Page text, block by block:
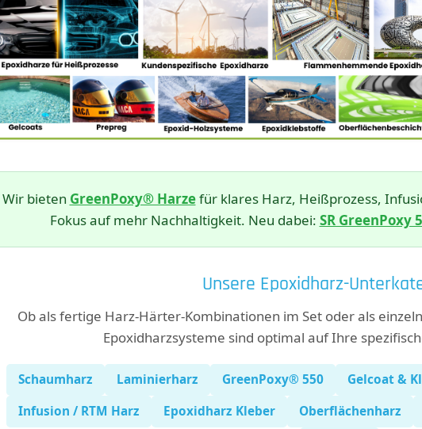
Wir bieten GreenPoxy® Harzefür klares Harz, Heißprozess,
Fokus auf mehr Nachhaltigkeit. Neu dabei: SR GreenPoxy
Unsere Epoxidharz-
Ob als fertige Harz-Härter-Kombinationen im Set oder als
Epoxidharzsysteme sind optimal auf Ihre
Schaumharz Laminierharz GreenPoxy® 550 Gelcoat &
Infusion / RTM Harz
Epoxidharz Kleber Oberflächenharz